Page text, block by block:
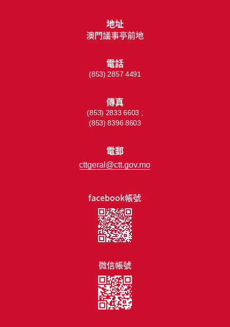
facebook帳號
微信帳號
地址
澳門議事亭前地
電話
(853) 2857 4491
傳真
(853) 2833 6603 ;
(853) 8396 8603
電郵
cttgeral@ctt.gov.mo